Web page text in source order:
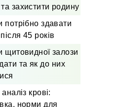
захистити родину
потрібно здавати
45 років
щитовидної залози
та як до них
крові:
норми для